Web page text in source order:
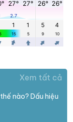
Xem tất cả
nào? Dấu hiệu